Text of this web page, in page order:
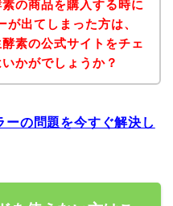
の商品を購入する時に
出てしまった方は、
素の公式サイトをチェ
かがでしょうか？
の問題を今すぐ解決し